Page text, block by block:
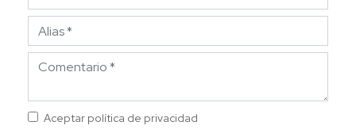
Aceptar política de privacidad